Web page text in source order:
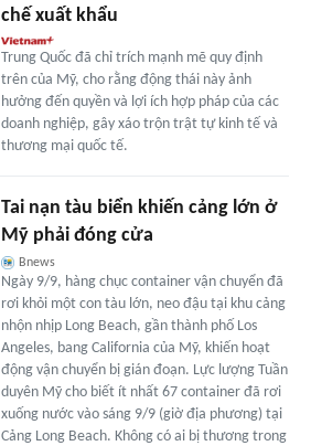
chế xuất khẩu
Trung Quốc đã chỉ trích mạnh mẽ quy định
trên của Mỹ, cho rằng động thái này ảnh
hưởng đến quyền và lợi ích hợp pháp của các
doanh nghiệp, gây xáo trộn trật tự kinh tế và
thương mại quốc tế.
Tai nạn tàu biển khiến cảng lớn ở
Mỹ phải đóng cửa
Bnews
Ngày 9/9, hàng chục container vận chuyển đã
rơi khỏi một con tàu lớn, neo đậu tại khu cảng
nhộn nhịp Long Beach, gần thành phố Los
Angeles, bang California của Mỹ, khiến hoạt
động vận chuyển bị gián đoạn. Lực lượng Tuần
duyên Mỹ cho biết ít nhất 67 container đã rơi
xuống nước vào sáng 9/9 (giờ địa phương) tại
Cảng Long Beach. Không có ai bị thương trong